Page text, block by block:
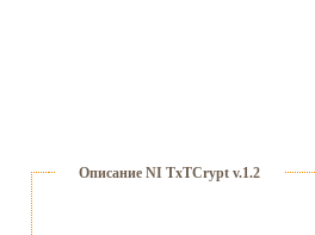
Описание NI TxTCrypt v.1.2